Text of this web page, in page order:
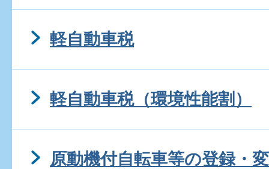
軽自動車税
軽自動車税（環境性能割）
原動機付自転車等の登録・